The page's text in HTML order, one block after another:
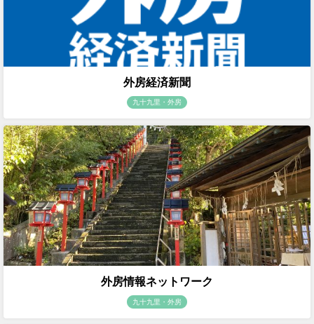
外房経済新聞
九十九里・外房
外房情報ネットワーク
九十九里・外房